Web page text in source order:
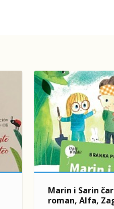
Marin i Sarin
roman, Alfa,